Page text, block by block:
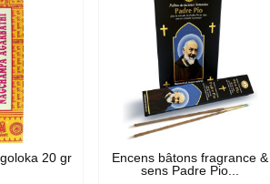
20 gr
Encens bâtons fragrance &
sens Padre Pio...